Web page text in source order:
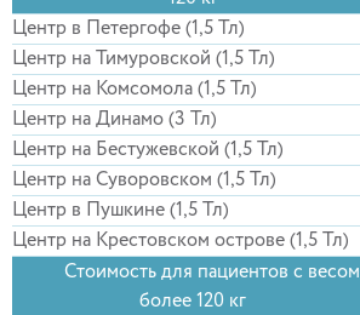
Центр в Петергофе (1,5 Тл)
Центр на Тимуровской (1,5 Тл)
Центр на Комсомола (1,5 Тл)
Центр на Динамо (3 Тл)
Центр на Бестужевской (1,5 Тл)
Центр на Суворовском (1,5 Тл)
Центр в Пушкине (1,5 Тл)
Центр на Крестовском острове (1,5 Тл)
Стоимость для пациентов с весом
более 120 кг